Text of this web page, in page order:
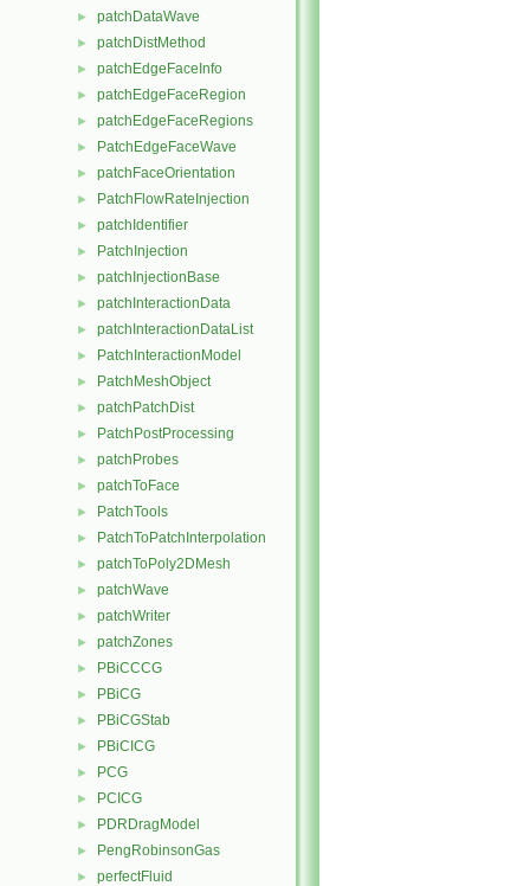
► patchDataWave
► patchDistMethod
► patchEdgeFaceInfo
► patchEdgeFaceRegion
► patchEdgeFaceRegions
► PatchEdgeFaceWave
► patchFaceOrientation
► PatchFlowRateInjection
► patchIdentifier
► PatchInjection
► patchInjectionBase
► patchInteractionData
► patchInteractionDataList
► PatchInteractionModel
► PatchMeshObject
► patchPatchDist
► PatchPostProcessing
► patchProbes
► patchToFace
► PatchTools
► PatchToPatchInterpolation
► patchToPoly2DMesh
► patchWave
► patchWriter
► patchZones
► PBiCCCG
► PBiCG
► PBiCGStab
► PBiCICG
► PCG
► PCICG
► PDRDragModel
► PengRobinsonGas
► perfectFluid